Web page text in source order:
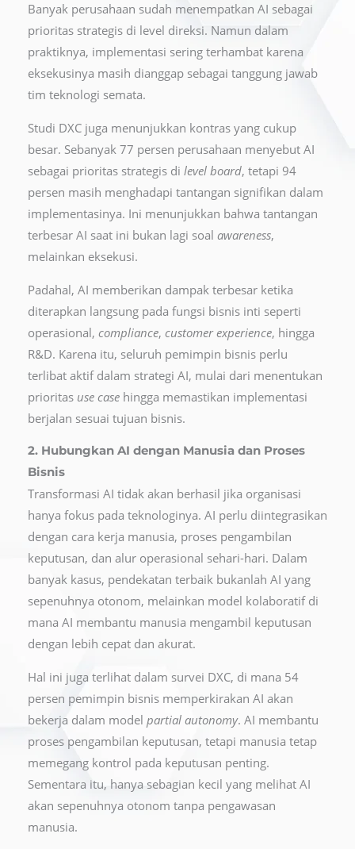
Banyak perusahaan sudah menempatkan AI sebagai
prioritas strategis di level direksi. Namun dalam
praktiknya, implementasi sering terhambat karena
eksekusinya masih dianggap sebagai tanggung jawab
tim teknologi semata.
Studi DXC juga menunjukkan kontras yang cukup
besar. Sebanyak 77 persen perusahaan menyebut AI
sebagai prioritas strategis di level board, tetapi 94
persen masih menghadapi tantangan signifikan dalam
implementasinya. Ini menunjukkan bahwa tantangan
terbesar AI saat ini bukan lagi soal awareness,
melainkan eksekusi.
Padahal, AI memberikan dampak terbesar ketika
diterapkan langsung pada fungsi bisnis inti seperti
operasional, compliance, customer experience, hingga
R&D. Karena itu, seluruh pemimpin bisnis perlu
terlibat aktif dalam strategi AI, mulai dari menentukan
prioritas use case hingga memastikan implementasi
berjalan sesuai tujuan bisnis.
2. Hubungkan AI dengan Manusia dan Proses
Bisnis
Transformasi AI tidak akan berhasil jika organisasi
hanya fokus pada teknologinya. AI perlu diintegrasikan
dengan cara kerja manusia, proses pengambilan
keputusan, dan alur operasional sehari-hari. Dalam
banyak kasus, pendekatan terbaik bukanlah AI yang
sepenuhnya otonom, melainkan model kolaboratif di
mana AI membantu manusia mengambil keputusan
dengan lebih cepat dan akurat.
Hal ini juga terlihat dalam survei DXC, di mana 54
persen pemimpin bisnis memperkirakan AI akan
bekerja dalam model partial autonomy. AI membantu
proses pengambilan keputusan, tetapi manusia tetap
memegang kontrol pada keputusan penting.
Sementara itu, hanya sebagian kecil yang melihat AI
akan sepenuhnya otonom tanpa pengawasan
manusia.